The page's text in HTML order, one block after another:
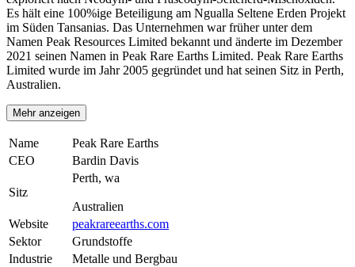
Es hält eine 100%ige Beteiligung am Ngualla Seltene Erden Projekt
im Süden Tansanias. Das Unternehmen war früher unter dem
Namen Peak Resources Limited bekannt und änderte im Dezember
2021 seinen Namen in Peak Rare Earths Limited. Peak Rare Earths
Limited wurde im Jahr 2005 gegründet und hat seinen Sitz in Perth,
Australien.
Mehr anzeigen
Name
Peak Rare Earths
CEO
Bardin Davis
Sitz
Perth, wa
Australien
Website
peakrareearths.com
Sektor
Grundstoffe
Industrie
Metalle und Bergbau